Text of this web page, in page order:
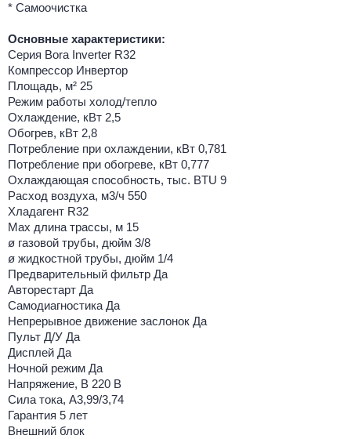
* Самоочистка
Основные характеристики:
Серия Bora Inverter R32
Компрессор Инвертор
Площадь, м² 25
Режим работы холод/тепло
Охлаждение, кВт 2,5
Обогрев, кВт 2,8
Потребление при охлаждении, кВт 0,781
Потребление при обогреве, кВт 0,777
Охлаждающая способность, тыс. BTU 9
Расход воздуха, м3/ч 550
Хладагент R32
Max длина трассы, м 15
ø газовой трубы, дюйм 3/8
ø жидкостной трубы, дюйм 1/4
Предварительный фильтр Да
Авторестарт Да
Самодиагностика Да
Непрерывное движение заслонок Да
Пульт Д/У Да
Дисплей Да
Ночной режим Да
Напряжение, В 220 В
Сила тока, А3,99/3,74
Гарантия 5 лет
Внешний блок